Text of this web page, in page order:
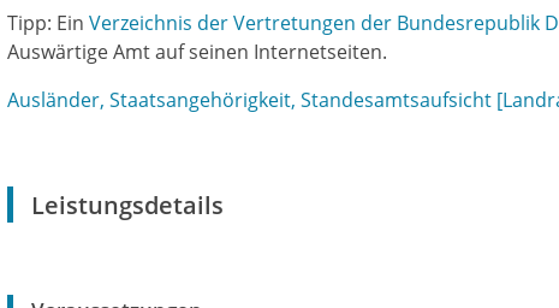
Tipp: Ein Verzeichnis der Vertretungen der Bundesrepublik
Auswärtige Amt auf seinen Internetseiten.
Ausländer, Staatsangehörigkeit, Standesamtsaufsicht
Leistungsdetails